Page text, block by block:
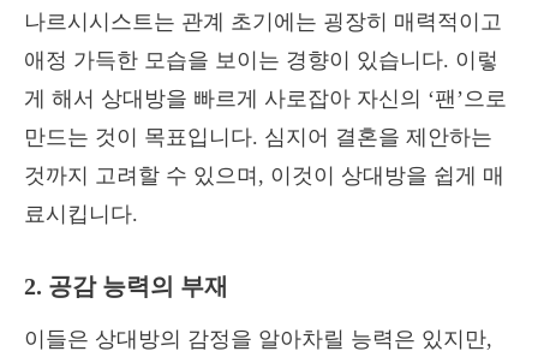
나르시시스트는 관계 초기에는 굉장히 매력적이고
애정 가득한 모습을 보이는 경향이 있습니다. 이렇
게 해서 상대방을 빠르게 사로잡아 자신의 ‘팬’으로
만드는 것이 목표입니다. 심지어 결혼을 제안하는
것까지 고려할 수 있으며, 이것이 상대방을 쉽게 매
료시킵니다.
2. 공감 능력의 부재
이들은 상대방의 감정을 알아차릴 능력은 있지만,